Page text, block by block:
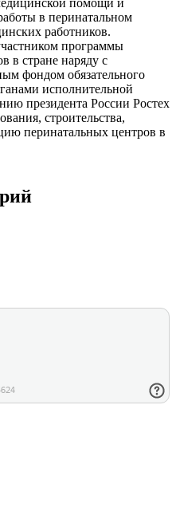
в перинатальном
работников.
программы
в стране наряду с
фондом обязательного
исполнительной
президента России Ростех
строительства,
перинатальных центров в